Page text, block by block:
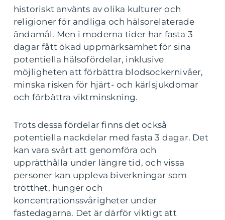
historiskt använts av olika kulturer och
religioner för andliga och hälsorelaterade
ändamål. Men i moderna tider har fasta 3
dagar fått ökad uppmärksamhet för sina
potentiella hälsofördelar, inklusive
möjligheten att förbättra blodsockernivåer,
minska risken för hjärt- och kärlsjukdomar
och förbättra viktminskning.
Trots dessa fördelar finns det också
potentiella nackdelar med fasta 3 dagar. Det
kan vara svårt att genomföra och
upprätthålla under längre tid, och vissa
personer kan uppleva biverkningar som
trötthet, hunger och
koncentrationssvårigheter under
fastedagarna. Det är därför viktigt att